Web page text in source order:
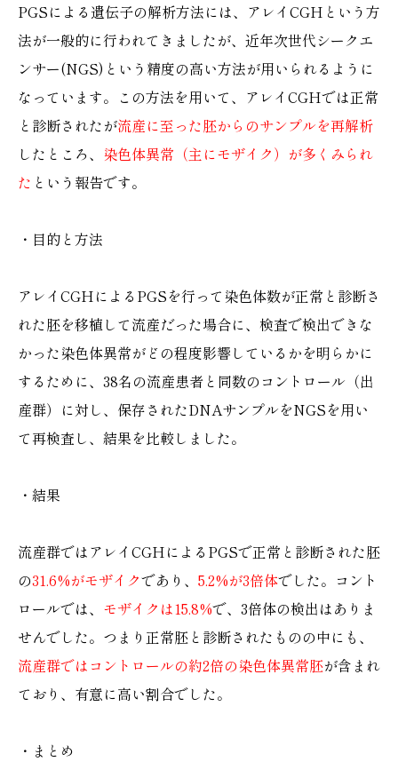
PGSによる遺伝子の解析方法には、アレイCGHという方
法が一般的に行われてきましたが、近年次世代シークエ
ンサー(NGS)という精度の高い方法が用いられるように
なっています。この方法を用いて、アレイCGHでは正常
と診断されたが流産に至った胚からのサンプルを再解析
したところ、 染色体異常（主にモザイク）が多くみられ
た という報告です。
・目的と方法
アレイCGHによるPGSを行って染色体数が正常と診断さ
れた胚を移植して流産だった場合に、検査で検出できな
かった染色体異常がどの程度影響しているかを明らかに
するために、38名の流産患者と同数のコントロール（出
産群）に対し、保存されたDNAサンプルをNGSを用い
て再検査し、結果を比較しました。
・結果
流産群ではアレイCGHによるPGSで正常と診断された胚
の31.6%がモザイクであり、 5.2%が3倍体でした。コント
ロールでは、 モザイクは15.8%で、3倍体の検出はありま
せんでした。つまり正常胚と診断されたものの中にも、
流産群ではコントロールの約2倍の染色体異常胚が含まれ
ており、有意に高い割合でした。
・まとめ